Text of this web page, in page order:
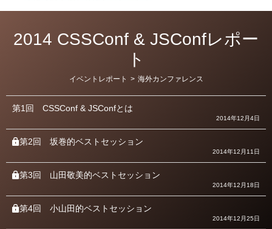
2014 CSSConf & JSConfレポー
ト
カ
ゴ
ー
イベントレポート > 海外カンファレンス
第1回 CSSConf & JSConfとは
2014年12月4日
第2回 坂巻的ベストセッション
2014年12月11日
第3回 山田敬美的ベストセッション
2014年12月18日
第4回 小山田的ベストセッション
2014年12月25日